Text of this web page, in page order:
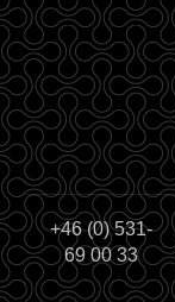
+46 (0) 531-
69 00 33